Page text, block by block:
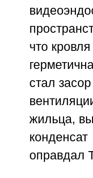
что
стал
жильца,
оправдал